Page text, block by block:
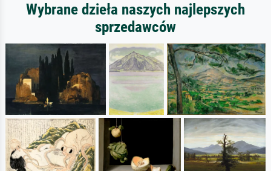
Wybrane dzieła naszych najlepszych
sprzedawców